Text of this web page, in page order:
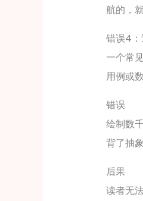
航的，
错误4
一个常
用例或
错误
绘制数
背了抽
后果
读者无